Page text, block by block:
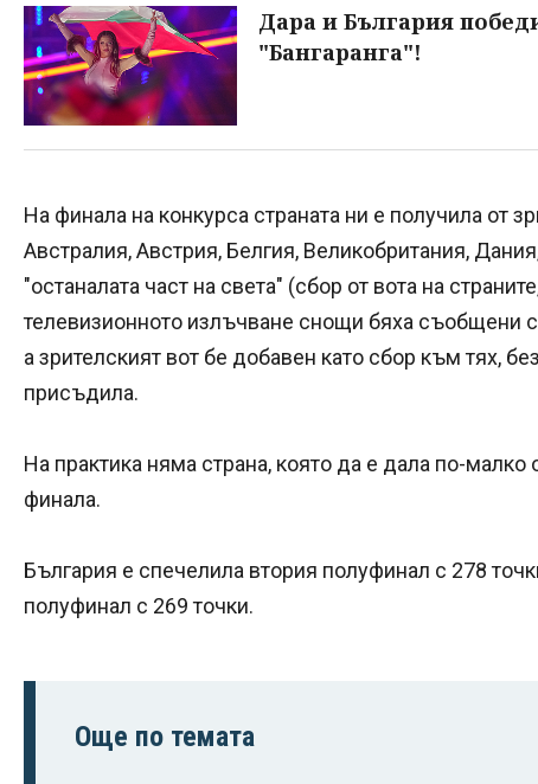
Дара и България
"Бангаранга"!
На финала на конкурса страната ни е получила от
Австралия, Австрия, Белгия, Великобритания,
"останалата част на света" (сбор от вота на
телевизионното излъчване снощи бяха съобщени
а зрителският вот бе добавен като сбор към тях,
присъдила.
На практика няма страна, която да е дала по-малко
финала.
България е спечелила втория полуфинал с 278
полуфинал с 269 точки.
Още по темата